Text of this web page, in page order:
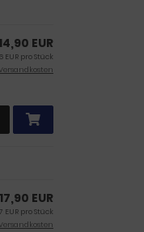
EUR
EUR pro Stück
17,90 EUR
EUR pro Stück